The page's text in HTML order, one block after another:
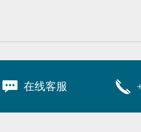
在线客服